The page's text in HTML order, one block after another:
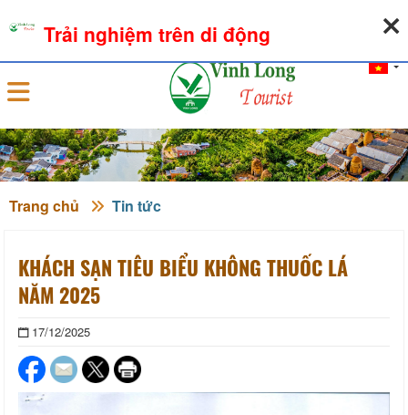
Đăng nhập
Trang chủ Tin tức
KHÁCH SẠN TIÊU BIỂU KHÔNG THUỐC LÁ
NĂM 2025
17/12/2025
Trải nghiệm trên di động